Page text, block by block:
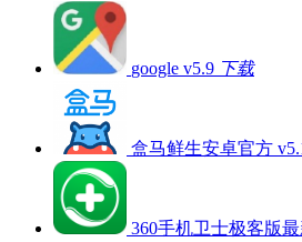
google v5.9 下载
盒马鲜生安卓官方
360手机卫士极客版